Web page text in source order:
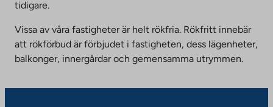
tidigare.
Vissa av våra fastigheter är helt rökfria. Rökfritt innebär
att rökförbud är förbjudet i fastigheten, dess lägenheter,
balkonger, innergårdar och gemensamma utrymmen.